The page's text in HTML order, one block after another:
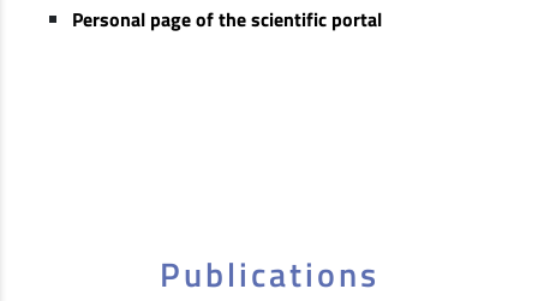
Personal page of the scientific portal
Publications